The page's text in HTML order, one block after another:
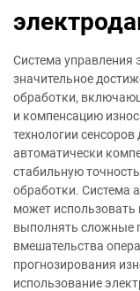
Система управления
значительное
обработки,
и компенсацию
технологии
автоматически
стабильную
обработки. Система
может использовать
выполнять сложные
вмешательства
прогнозирования
использование